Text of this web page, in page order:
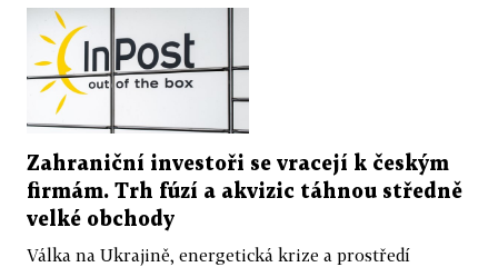
Zahraniční investoři se vracejí k českým
firmám. Trh fúzí a akvizic táhnou středně
velké obchody
Válka na Ukrajině, energetická krize a prostředí